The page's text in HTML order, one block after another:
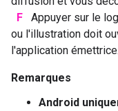
F
Appuyer sur le
ou l'illustration doit
l'application émettrice.
Remarques
Android